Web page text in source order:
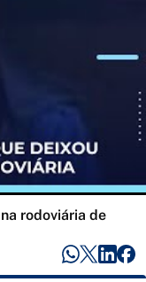
rodoviária de